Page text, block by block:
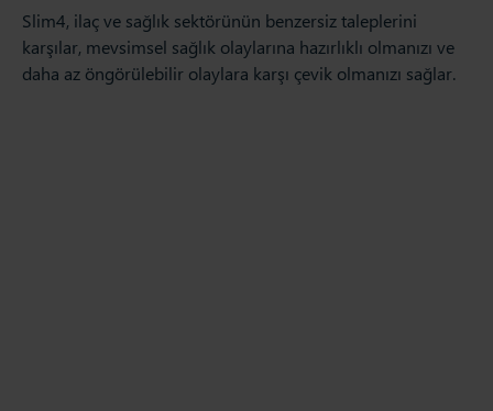
Slim4, ilaç ve sağlık sektörünün benzersiz taleplerini
karşılar, mevsimsel sağlık olaylarına hazırlıklı olmanızı ve
daha az öngörülebilir olaylara karşı çevik olmanızı sağlar.